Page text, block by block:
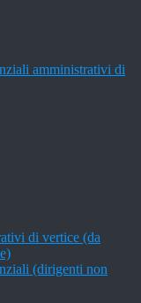
amministrativi di
di vertice (da
(dirigenti non